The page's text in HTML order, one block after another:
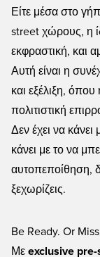
Είτε μέσα στο
street χώρους, η
εκφραστική, και
Αυτή είναι η
και εξέλιξη,
πολιτιστική
Δεν έχει να
κάνει με το να
αυτοπεποίθηση,
ξεχωρίζεις.
Be Ready. Or
Με exclusive